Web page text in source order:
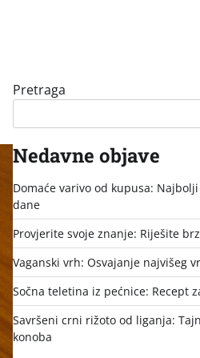
Pretraga
Nedavne objave
Domaće varivo od kupusa:
dane
Provjerite svoje znanje: Riješite
Vaganski vrh: Osvajanje najvišeg
Sočna teletina iz pećnice: Recept
Savršeni crni rižoto od liganja:
konoba